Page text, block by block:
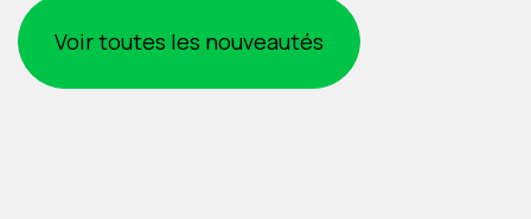
Voir toutes les nouveautés